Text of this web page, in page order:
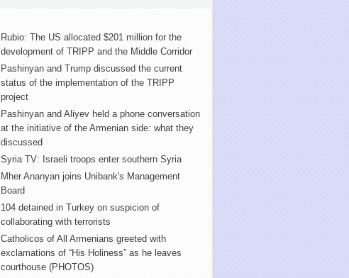
Rubio: The US allocated $201 million for the
development of TRIPP and the Middle Corridor
Pashinyan and Trump discussed the current
status of the implementation of the TRIPP
project
Pashinyan and Aliyev held a phone conversation
at the initiative of the Armenian side: what they
discussed
Syria TV: Israeli troops enter southern Syria
Mher Ananyan joins Unibank's Management
Board
104 detained in Turkey on suspicion of
collaborating with terrorists
Catholicos of All Armenians greeted with
exclamations of “His Holiness” as he leaves
courthouse (PHOTOS)